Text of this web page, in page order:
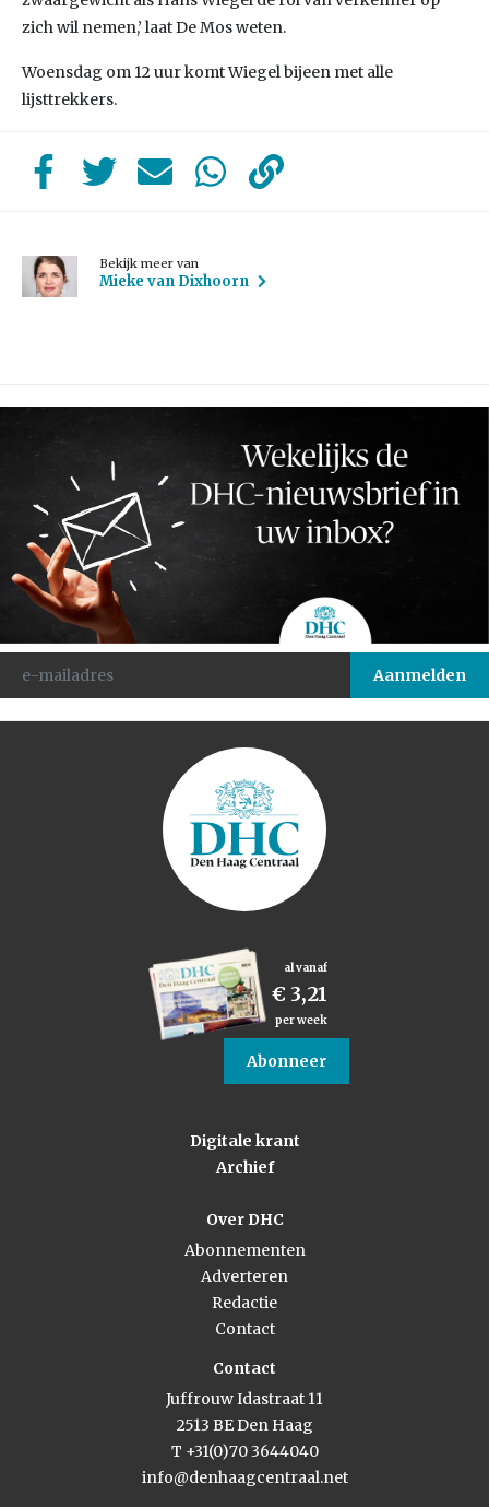
zich wil nemen,’ laat De Mos weten.
Woensdag om 12 uur komt Wiegel bijeen met alle
lijsttrekkers.
Bekijk meer van
Mieke van Dixhoorn
al vanaf
€ 3,21
per week
Abonneer
Digitale krant
Archief
Over DHC
Abonnementen
Adverteren
Redactie
Contact
Contact
Juffrouw Idastraat 11
2513 BE Den Haag
T +31(0)70 3644040
info@denhaagcentraal.net